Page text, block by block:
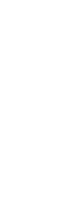
rửa vệ sinh
sự thoải mái cho
hợp với các cặp
kỳ nghỉ gia đình